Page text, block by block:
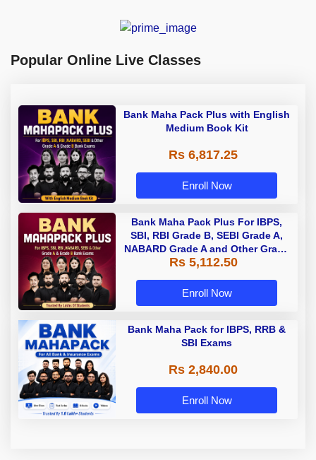
Popular Online Live Classes
Bank Maha Pack Plus with English
Medium Book Kit
Rs 6,817.25
Enroll Now
Bank Maha Pack Plus For IBPS,
SBI, RBI Grade B, SEBI Grade A,
NABARD Grade A and Other Grade
A & Grade B Bank Exams
Rs 5,112.50
Enroll Now
Bank Maha Pack for IBPS, RRB &
SBI Exams
Rs 2,840.00
Enroll Now